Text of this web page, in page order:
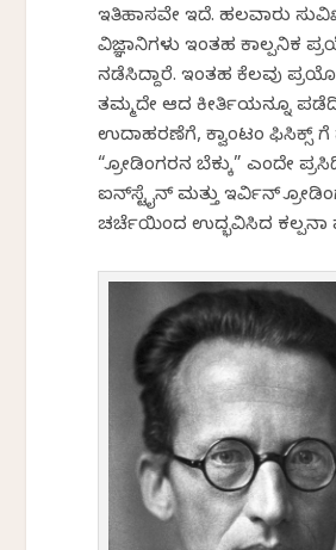
ಇತಿಹಾಸವೇ ಇದೆ. ಹಲವಾರು
ವಿಜ್ಞಾನಿಗಳು ಇಂತಹ ಕಾಲ್ಪನಿಕ
ನಡೆಸಿದ್ದಾರೆ. ಇಂತಹ ಕೆಲವು
ತಮ್ಮದೇ ಆದ ಕೀರ್ತಿಯನ್ನೂ
ಉದಾಹರಣೆಗೆ, ಕ್ವಾಂಟಂ ಫಿಸಿಕ್ಸ್‌
“ಶ್ರೋಡಿಂಗರನ ಬೆಕ್ಕು” ಎಂದೇ
ಐನ್‌ಸ್ಟೈನ್ ಮತ್ತು ಇರ್ವಿನ್
ಚರ್ಚೆಯಿಂದ ಉದ್ಭವಿಸಿದ ಕಲ್ಪನಾ